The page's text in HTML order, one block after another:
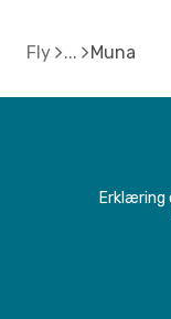
Fly Muna
Erklæring